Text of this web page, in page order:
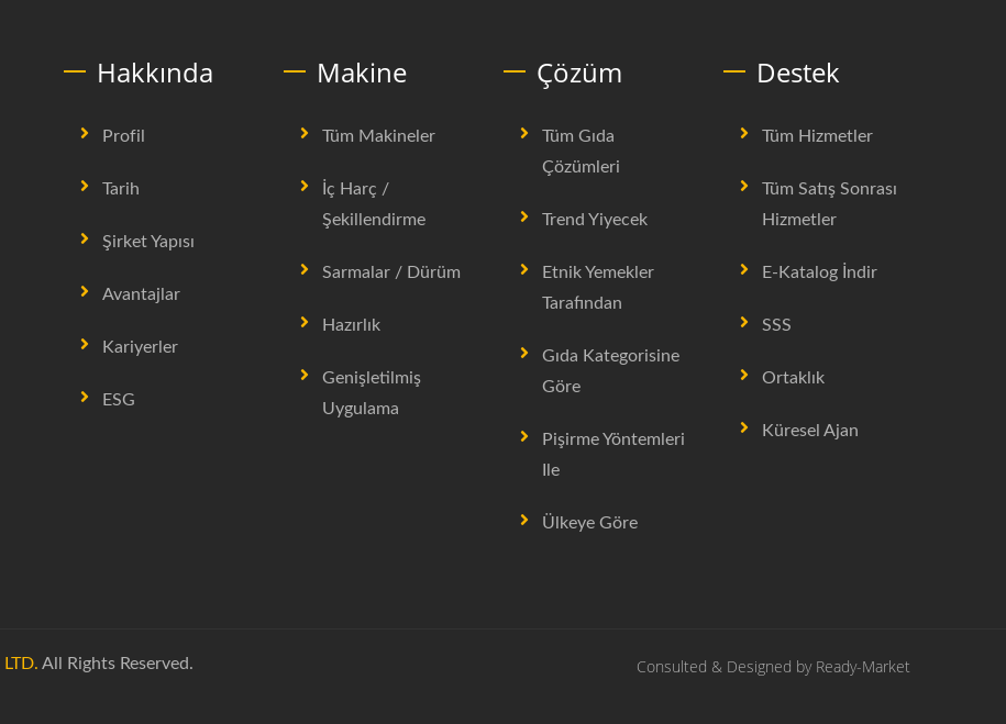
Hakkında
Profil
Tarih
Şirket Yapısı
Avantajlar
Kariyerler
ESG
Makine
Tüm Makineler
İç Harç /
Şekillendirme
Sarmalar / Dürüm
Hazırlık
Genişletilmiş
Uygulama
Çözüm
Tüm Gıda
Çözümleri
Trend Yiyecek
Etnik Yemekler
Tarafından
Gıda Kategorisine
Göre
Pişirme Yöntemleri
Ile
Ülkeye Göre
Destek
Tüm Hizmetler
Tüm Satış Sonrası
Hizmetler
E-Katalog İndir
SSS
Ortaklık
Küresel Ajan
All Rights Reserved.
Consulted & Designed by Ready-Market